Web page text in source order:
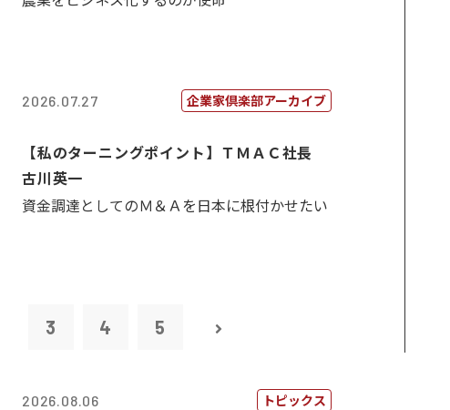
2026.07.27 企業家倶楽部アーカイブ
【私のターニングポイント】ＴＭＡＣ社長
古川英一
資金調達としてのＭ＆Ａを日本に根付かせたい
3 4 5
2026.08.06 トピックス